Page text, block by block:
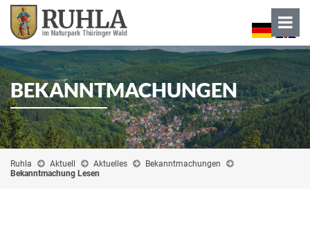
BEKANNTMACHUNGEN
Ruhla Aktuell Aktuelles
Bekanntmachungen
Bekanntmachung Lesen